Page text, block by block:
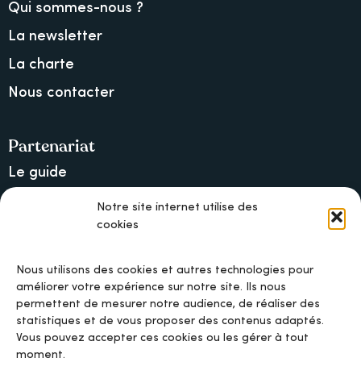
Notre site internet utilise des
cookies
Nous utilisons des cookies et autres technologies pour
améliorer votre expérience sur notre site. Ils nous
permettent de mesurer notre audience, de réaliser des
statistiques et de vous proposer des contenus adaptés.
Vous pouvez accepter ces cookies ou les gérer à tout
moment.
Qui sommes-nous ?
La newsletter
La charte
Nous contacter
Partenariat
Le guide
Lancer une collecte sur Ulule
MAIF, l’assureur militant
Mentions légales
Politique de confidentialité